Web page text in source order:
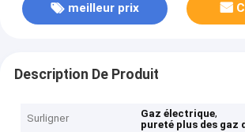
meilleur prix
Description De Produit
Surligner Gaz électrique,
pureté plus des gaz